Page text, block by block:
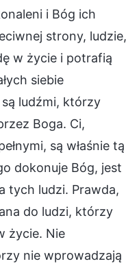
i Bóg ich
strony, ludzie,
w życie i potrafią
siebie
są ludźmi, którzy
Boga. Ci,
są właśnie tą
dokonuje Bóg, jest
tych ludzi. Prawda,
do ludzi, którzy
życie. Nie
nie wprowadzają